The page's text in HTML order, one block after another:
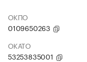
ОКПО
0109650263
ОКАТО
53253835001